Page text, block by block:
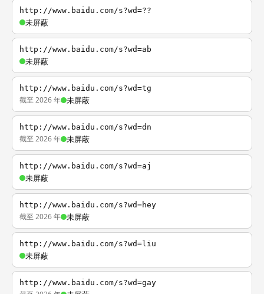
http://www.baidu.com/s?wd=??
未屏蔽
http://www.baidu.com/s?wd=ab
未屏蔽
http://www.baidu.com/s?wd=tg
截至 2026 年 未屏蔽
http://www.baidu.com/s?wd=dn
截至 2026 年 未屏蔽
http://www.baidu.com/s?wd=aj
未屏蔽
http://www.baidu.com/s?wd=hey
截至 2026 年 未屏蔽
http://www.baidu.com/s?wd=liu
未屏蔽
http://www.baidu.com/s?wd=gay